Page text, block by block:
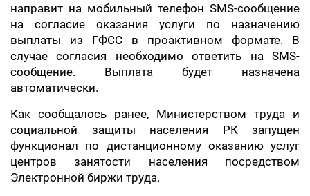
направит на мобильный телефон SMS-сообщение
на согласие оказания услуги по назначению
выплаты из ГФСС в проактивном формате. В
случае согласия необходимо ответить на SMS-
сообщение. Выплата будет назначена
автоматически.
Как сообщалось ранее, Министерством труда и
социальной защиты населения РК запущен
функционал по дистанционному оказанию услуг
центров занятости населения посредством
Электронной биржи труда.